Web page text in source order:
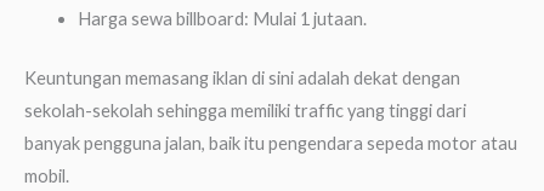
Harga sewa billboard: Mulai 1 jutaan.
Keuntungan memasang iklan di sini adalah dekat dengan
sekolah-sekolah sehingga memiliki traffic yang tinggi dari
banyak pengguna jalan, baik itu pengendara sepeda motor atau
mobil.